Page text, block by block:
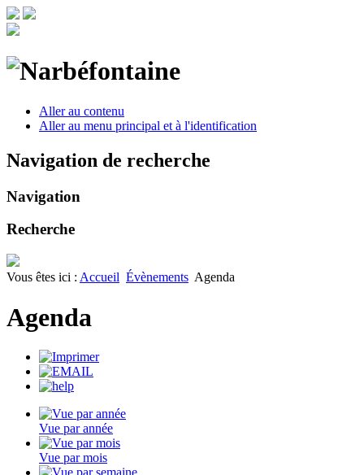
Aller au contenu
Aller au menu principal et à l'identification
Navigation de recherche
Navigation
Recherche
Vous êtes ici : Accueil Évènements Agenda
Agenda
Vue par année
Vue par mois